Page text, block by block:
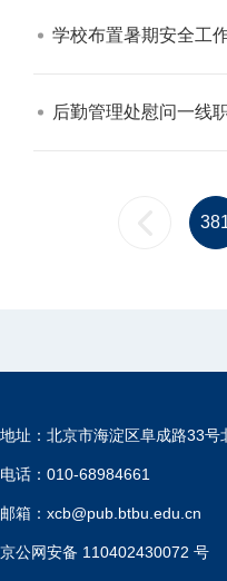
学校布置暑期安全工
后勤管理处慰问一线
地址：北京市海淀区阜成路33
电话：010-68984661
邮箱：xcb@pub.btbu.edu.cn
京公网安备 110402430072 号